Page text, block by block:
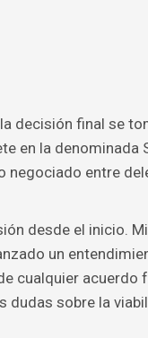
decisión final se
en la denominada
negociado entre
desde el inicio.
un
cualquier acuerdo
sobre la